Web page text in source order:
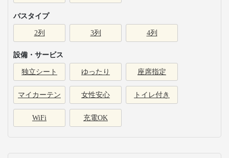
バスタイプ
2列 3列 4列
設備・サービス
独立シート ゆったり 座席指定
マイカーテン 女性安心 トイレ付き
WiFi 充電OK